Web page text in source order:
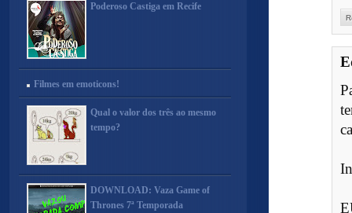
Poderoso Castiga em Recife
Filmes em emoticons!
Qual o valor dos três ao mesmo
tempo?
DOWNLOAD: Vaza Game of
Thrones 7ª Temporada